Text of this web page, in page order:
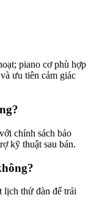
piano cơ phù hợp
ưu tiên cảm giác
chính sách bảo
kỹ thuật sau bán.
lịch thử đàn để trải